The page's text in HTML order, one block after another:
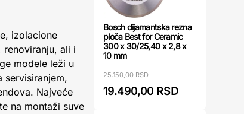
izolacione
ali i
modele leži u
servisiranjem,
Najveće
na montaži suve
Bosch dijamantska rezna
ploča Best for Ceramic
300 x 30/25,40 x 2,8 x
10 mm
25.150,00 RSD
19.490,00 RSD